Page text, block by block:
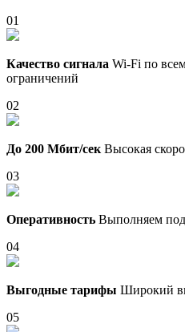
01
Качество сигнала Wi-Fi по
ограничений
02
До 200 Мбит/сек Высокая
03
Оперативность Выполняем
04
Выгодные тарифы Широкий
05